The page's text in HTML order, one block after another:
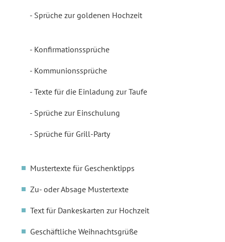
Sprüche zur goldenen Hochzeit
Konfirmationssprüche
Kommunionssprüche
Texte für die Einladung zur Taufe
Sprüche zur Einschulung
Sprüche für Grill-Party
Mustertexte für Geschenktipps
Zu- oder Absage Mustertexte
Text für Dankeskarten zur Hochzeit
Geschäftliche Weihnachtsgrüße